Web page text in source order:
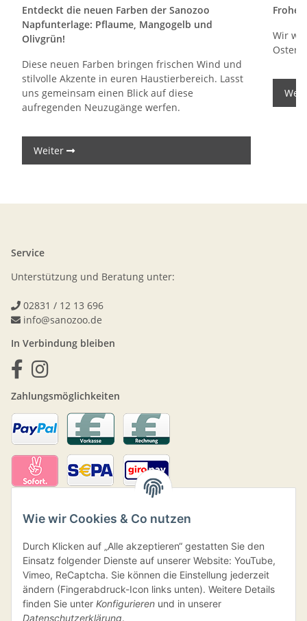
Wie wir Cookies & Co nutzen
Durch Klicken auf „Alle akzeptieren“ gestatten Sie den
Einsatz folgender Dienste auf unserer Website: YouTube,
Vimeo, ReCaptcha. Sie können die Einstellung jederzeit
ändern (Fingerabdruck-Icon links unten). Weitere Details
finden Sie unter Konfigurieren und in unserer
Datenschutzerklärung.
Entdeckt die neuen Farben der Sanozoo
Napfunterlage: Pflaume, Mangogelb und
Olivgrün!
Diese neuen Farben bringen frischen Wind und
stilvolle Akzente in euren Haustierbereich. Lasst
uns gemeinsam einen Blick auf diese
aufregenden Neuzugänge werfen.
Weiter
Frohe
Wir
Service
Unterstützung und Beratung unter:
02831 / 12 13 696
info@sanozoo.de
In Verbindung bleiben
Zahlungsmöglichkeiten
Versand